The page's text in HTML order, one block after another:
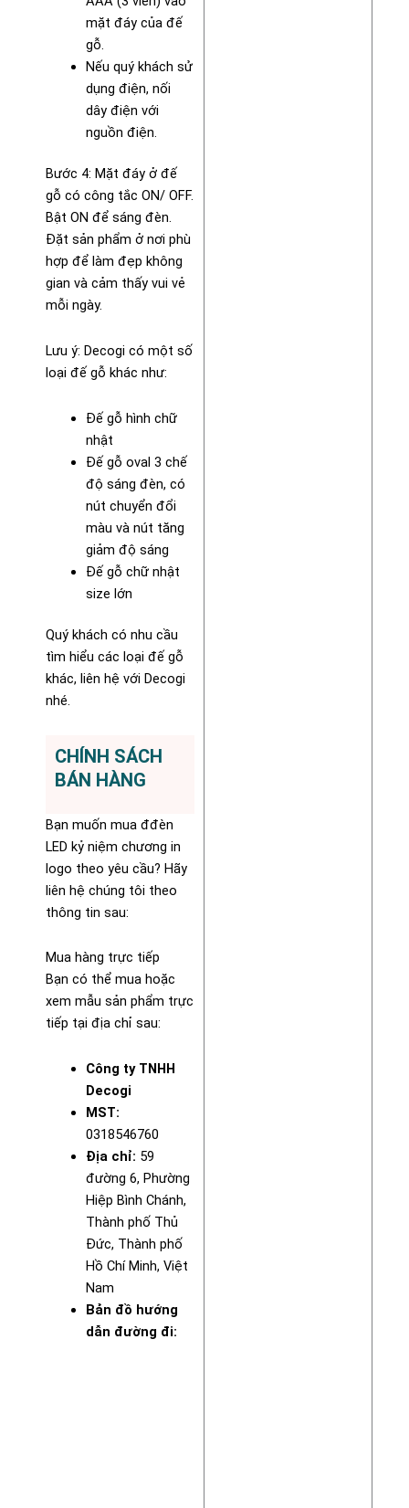
mặt đáy của đế
gỗ.
Nếu quý khách sử
dụng điện, nối
dây điện với
nguồn điện.
Bước 4: Mặt đáy ở đế
gỗ có công tắc ON/ OFF.
Bật ON để sáng đèn.
Đặt sản phẩm ở nơi phù
hợp để làm đẹp không
gian và cảm thấy vui vẻ
mỗi ngày.
Lưu ý: Decogi có một số
loại đế gỗ khác như:
Đế gỗ hình chữ
nhật
Đế gỗ oval 3 chế
độ sáng đèn, có
nút chuyển đổi
màu và nút tăng
giảm độ sáng
Đế gỗ chữ nhật
size lớn
Quý khách có nhu cầu
tìm hiểu các loại đế gỗ
khác, liên hệ với Decogi
nhé.
CHÍNH SÁCH
BÁN HÀNG
Bạn muốn mua đđèn
LED kỷ niệm chương in
logo theo yêu cầu? Hãy
liên hệ chúng tôi theo
thông tin sau:
Mua hàng trực tiếp
Bạn có thể mua hoặc
xem mẫu sản phẩm trực
tiếp tại địa chỉ sau:
Công ty TNHH
Decogi
MST:
0318546760
Địa chỉ: 59
đường 6, Phường
Hiệp Bình Chánh,
Thành phố Thủ
Đức, Thành phố
Hồ Chí Minh, Việt
Nam
Bản đồ hướng
dẫn đường đi: